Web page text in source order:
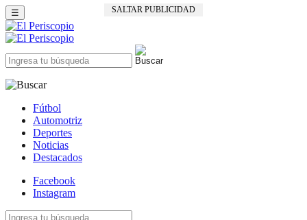
SALTAR PUBLICIDAD
☰
Fútbol
Automotriz
Deportes
Noticias
Destacados
Facebook
Instagram